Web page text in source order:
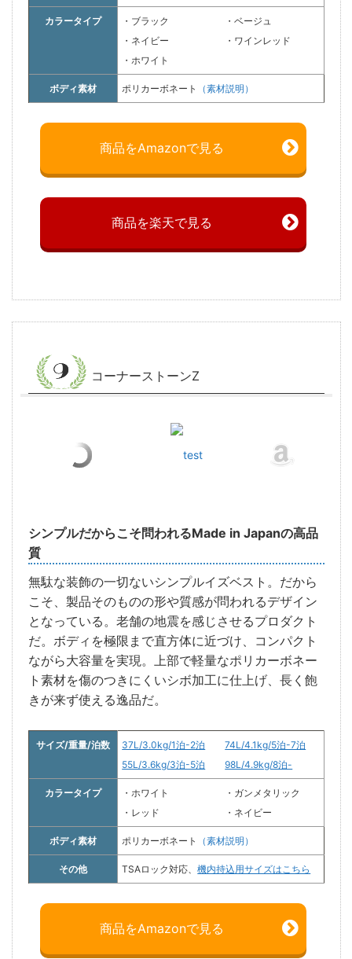
カラータイプ
・ブラック
・ネイビー
・ホワイト
・ベージュ
・ワインレッド
ボディ素材 ポリカーボネート （素材説明）
商品をAmazonで見る
商品を楽天で見る
コーナーストーンZ
test
シンプルだからこそ問われるMade in Japanの高品
質
無駄な装飾の一切ないシンプルイズベスト。だから
こそ、製品そのものの形や質感が問われるデザイン
となっている。老舗の地震を感じさせるプロダクト
だ。ボディを極限まで直方体に近づけ、コンパクト
ながら大容量を実現。上部で軽量なポリカーボネー
ト素材を傷のつきにくいシボ加工に仕上げ、長く飽
きが来ず使える逸品だ。
サイズ/重量/泊数
37L/3.0kg/1泊-2泊
55L/3.6kg/3泊-5泊
74L/4.1kg/5泊-7泊
98L/4.9kg/8泊-
カラータイプ
・ホワイト
・レッド
・ガンメタリック
・ネイビー
ボディ素材 ポリカーボネート （素材説明）
その他 TSAロック対応、機内持込用サイズはこちら
商品をAmazonで見る